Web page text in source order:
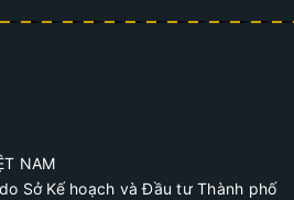
NAM
Sở Kế hoạch và Đầu tư Thành phố